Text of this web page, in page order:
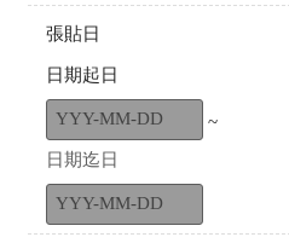
張貼日
日期起日
~
日期迄日